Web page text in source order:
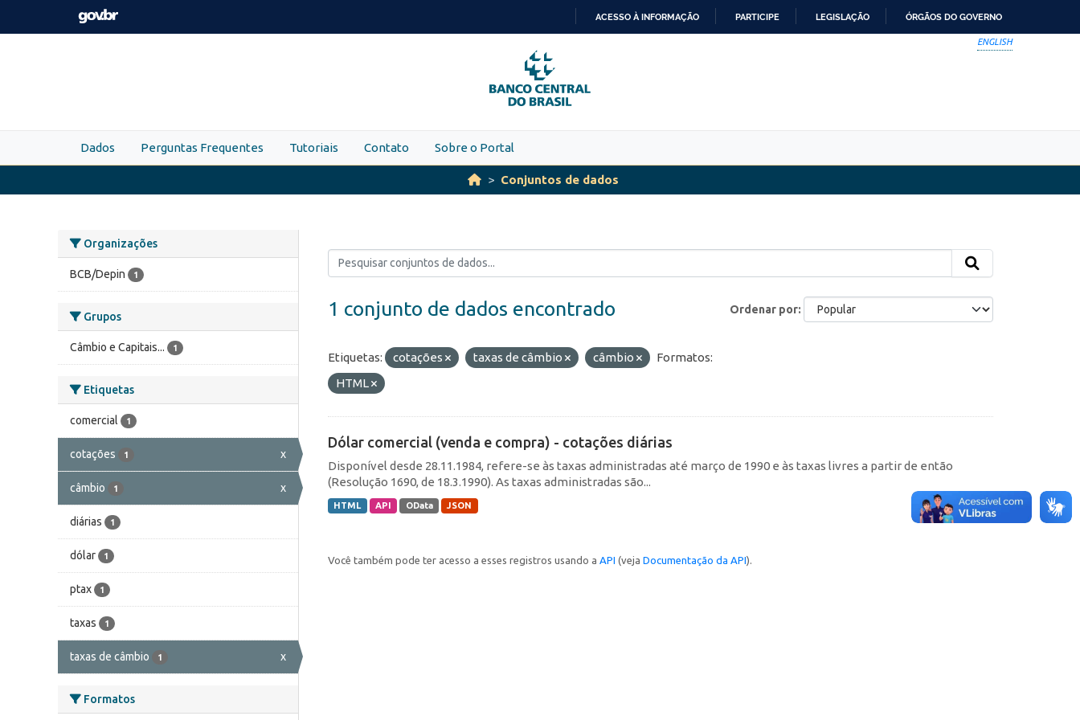
Skip to main content
PARA
O
CONTEÚDO
ACESSO À INFORMAÇÃO PARTICIPE LEGISLAÇÃO ÓRGÃOS DO GOVERNO
ENGLISH
Dados Perguntas Frequentes Tutoriais Contato Sobre o Portal
Conjuntos de dados
Organizações
BCB/Depin 1
Grupos
Câmbio e Capitais... 1
Etiquetas
comercial 1
cotações 1 x
câmbio 1 x
diárias 1
dólar 1
ptax 1
taxas 1
taxas de câmbio 1 x
Formatos
Ordenar por
1 conjunto de dados encontrado
Etiquetas: cotações taxas de câmbio câmbio
Formatos:
HTML
Dólar comercial (venda e compra) - cotações diárias
Disponível desde 28.11.1984, refere-se às taxas administradas até março de 1990 e às taxas livres a partir de então
(Resolução 1690, de 18.3.1990). As taxas administradas são...
HTML API OData JSON
Você também pode ter acesso a esses registros usando a API (veja Documentação da API).